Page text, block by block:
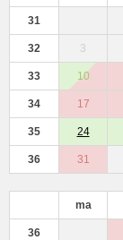
31
32 3
33 10
34 17
35 24
36 31
ma
36